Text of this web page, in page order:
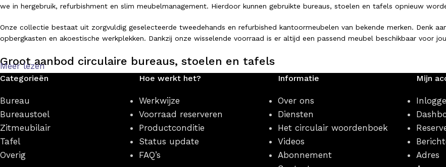
we in hergebruik, refurbishment en slim meubelmanagement. Hierdoor kunnen gebruikte bureaus, stoelen en tafels opnieuw
Onze collectie bestaat uit zorgvuldig geselecteerde tweedehands en refurbished kantoormeubelen van bekende merken. Denk
opbergkasten en akoestische werkplekken. Dankzij onze wisselende voorraad is er altijd een passend meubel beschikbaar voor
Groot aanbod circulaire bureaus, stoelen en tafels
Of je nu op zoek bent naar een ergonomische bureaustoel, een verstelbaar bureau of een complete vergaderopstelling: bij
producten zijn direct leverbaar en beschikbaar in verschillende stijlen, afmetingen en uitvoeringen.
Populaire categorieën binnen onze webshop zijn:
Circulaire bureaus
Ergonomische bureaustoelen
Meer lezen
Categorieën
Bureau
Bureaustoel
Zitmeubilair
Tafel
Overig
Hoe werkt het?
Werkwijze
Voorraad reserveren
Productconditie
Status update
FAQ’s
Informatie
Over ons
Diensten
Het circulair woordenboek
Videos
Abonnement
Mijn
Adres